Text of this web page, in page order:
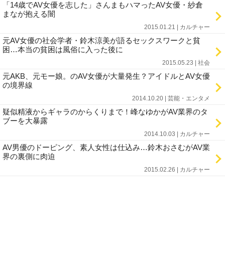
「14歳でAV女優を志した」さんまもハマったAV女優・紗倉
まなが抱える闇
2015.01.21 | カルチャー
元AV女優の社会学者・鈴木涼美が語るセックスワークと貧
困…本当の貧困は風俗に入った後に
2015.05.23 | 社会
元AKB、元モー娘。のAV女優が大量発生？アイドルとAV女優
の境界線
2014.10.20 | 芸能・エンタメ
疑似精液からギャラのからくりまで！峰なゆかがAV業界のタ
ブーを大暴露
2014.10.03 | カルチャー
AV男優のドーピング、素人女性は仕込み…鈴木おさむがAV業
界の裏側に肉迫
2015.02.26 | カルチャー